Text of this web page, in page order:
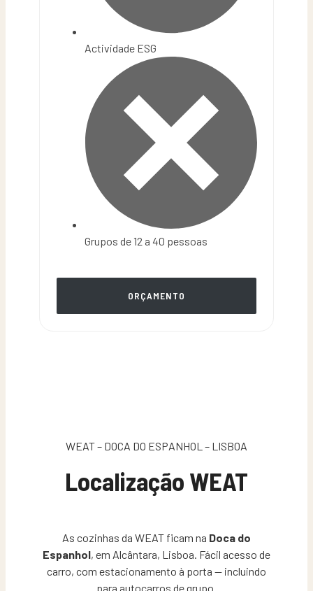
Actividade ESG
Grupos de 12 a 40 pessoas
ORÇAMENTO
WEAT – DOCA DO ESPANHOL – LISBOA
Localização WEAT
As cozinhas da WEAT ficam na Doca do
Espanhol, em Alcântara, Lisboa. Fácil acesso de
carro, com estacionamento à porta — incluindo
para autocarros de grupo.